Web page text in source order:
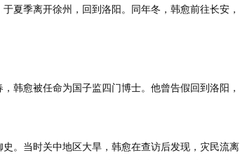
季离开徐州，回到洛阳。同年冬，韩愈前往长安，
愈被任命为国子监四门博士。他曾告假回到洛阳，
当时关中地区大旱，韩愈在查访后发现，灾民流离